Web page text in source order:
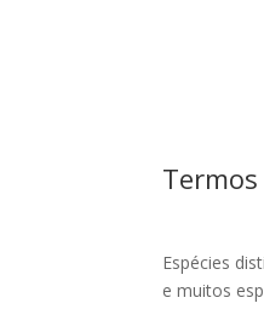
Termos
Espécies
e muitos